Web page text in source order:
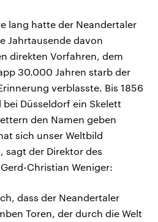
lang hatte der Neandertaler
Jahrtausende davon
direkten Vorfahren, dem
30.000 Jahren starb der
verblasste. Bis 1856
Düsseldorf ein Skelett
den Namen geben
sich unser Weltbild
sagt der Direktor des
Christian Weniger:
dass der Neandertaler
Toren, der durch die Welt